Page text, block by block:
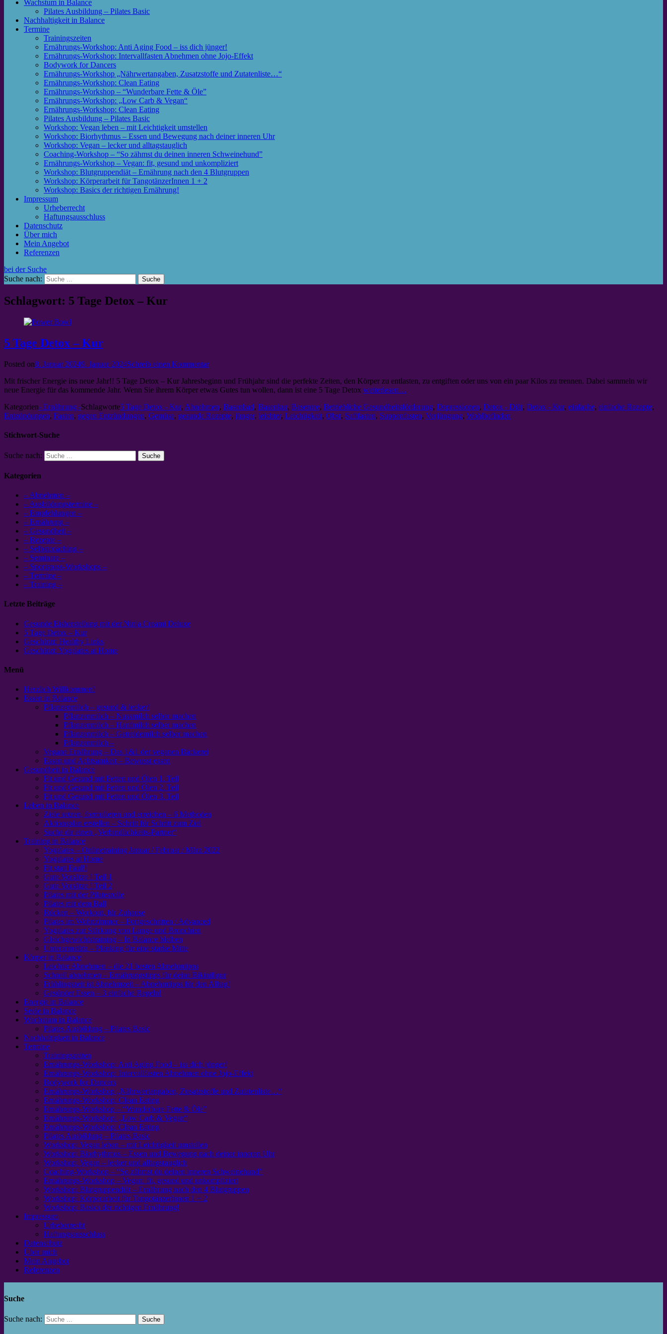
Wachstum in Balance
Pilates Ausbildung – Pilates Basic
Nachhaltigkeit in Balance
Termine
Trainingszeiten
Ernährungs-Workshop: Anti Aging Food – iss dich jünger!
Ernährungs-Workshop: Intervallfasten Abnehmen ohne Jojo-Effekt
Bodywork for Dancers
Ernährungs-Workshop „Nährwertangaben, Zusatzstoffe und Zutatenliste…“
Ernährungs-Workshop: Clean Eating
Ernährungs-Workshop – “Wunderbare Fette & Öle”
Ernährungs-Workshop: „Low Carb & Vegan“
Ernährungs-Workshop: Clean Eating
Pilates Ausbildung – Pilates Basic
Workshop: Vegan leben – mit Leichtigkeit umstellen
Workshop: Biorhythmus – Essen und Bewegung nach deiner inneren Uhr
Workshop: Vegan – lecker und alltagstauglich
Coaching-Workshop – “So zähmst du deinen inneren Schweinehund”
Ernährungs-Workshop – Vegan: fit, gesund und unkompliziert
Workshop: Blutgruppendiät – Ernährung nach den 4 Blutgruppen
Workshop: Körperarbeit für TangotänzerInnen 1 + 2
Workshop: Basics der richtigen Ernährung!
Impressum
Urheberrecht
Haftungsausschluss
Datenschutz
Über mich
Mein Angebot
Referenzen
bei der Suche
Suche nach:
Schlagwort: 5 Tage Detox – Kur
5 Tage Detox – Kur
Posted on8. Januar 20249. Januar 2024Schreib einen Kommentar
Mit frischer Energie ins neue Jahr!! 5 Tage Detox – Kur Jahresbeginn und Frühjahr sind die perfekte Zeiten, den Körper zu entlasten, zu entgiften oder uns von ein paar Kilos zu trennen. Dabei sammeln wir
neue Energie für das kommende Jahr. Wenn Sie ihrem Körper etwas Gutes tun wollen, dann ist eine 5 Tage Detox weiterlesen…
Kategorien- Ernährung -Schlagworte5 Tage Detox - Kur, Abnehmen, Basenbad, Basenkur, Basentee, Betriebliche Gesundheitsförderung, Depressionen, Detox - Diät, Detox - Kur, einfache, einfache Rezepte,
Entzündungen, Fasten, gegen Entzündungen, Gemüse, gesunde Rezepte, jünger, leichter, Leichtigkeit, Obst, Saftfasten, Suppenfasten, Verjüngung, Wohlbefinden
Stichwort-Suche
Suche nach:
Kategorien
– Abnehmen –
– Ausbildungstermine –
– Empfehlungen –
– Ernährung –
– Gesundheit –
– Rezepte –
– Selbstcoaching –
– Seminare –
– Sportspass-Workshops –
– Termine –
– Training –
Letzte Beiträge
Gesunde Eisherstellung mit der Ninja Creami Deluxe
5 Tage Detox – Kur
Geschützt: Healthy Links
Geschützt: Yogalates at Home
Menü
Herzlich Willkommen!
Essen in Balance
Pflanzenmilch – gesund & lecker!
Pflanzenmilch – Nussmilch selber machen
Pflanzenmilch – Hanfmilch selber machen
Pflanzenmilch – Getreidemilch selber machen
Pflanzenmilch –
Vegane Ernährung – Das 1&1 der veganen Bäckerei
Essen und Achtsamkeit – Bewusst essen
Gesundheit in Balance
Fit und Gesund mit Fetten und Ölen 1. Teil
Fit und Gesund mit Fetten und Ölen 2. Teil
Fit und Gesund mit Fetten und Ölen 3. Teil
Leben in Balance
Ziele setzen, formulieren und erreichen – 6 Methoden
Aktionsplan erstellen – Schritt für Schritt zum Ziel
Suche dir einen „Verbindlichkeits-Partner“
Training in Balance
Yogalates – Onlinetraining Januar / Februar / März 2022
Yogalates at Home
Fit statt Faul!!
Gute Vorsätze ! Teil 1
Gute Vorsätze ! Teil 2
Pilates mit der Pilatesrolle
Pilates mit dem Ball
Rücken – Workout, für Zuhause
Pilates im Wohnzimmer – Fortgeschritten / Advanced
Yogalates zur Stärkung von Lunge und Bronchien
Gleichgewichtstraining – In Balance bleiben
Unterarmstütz – Planking für eine starke Mitte
Körper in Balance
Leichter Abnehmen – die 21 besten Abnehmtipps
Schnell abnehmen – Ernährungstipps für deine Bikinifigur
Frühlingszeit ist Abnehmzeit – Abnehmtipps für den Alltag!
Gesünder Essen – 3 einfache Regeln!
Energie in Balance
Seele in Balance
Wachstum in Balance
Pilates Ausbildung – Pilates Basic
Nachhaltigkeit in Balance
Termine
Trainingszeiten
Ernährungs-Workshop: Anti Aging Food – iss dich jünger!
Ernährungs-Workshop: Intervallfasten Abnehmen ohne Jojo-Effekt
Bodywork for Dancers
Ernährungs-Workshop „Nährwertangaben, Zusatzstoffe und Zutatenliste…“
Ernährungs-Workshop: Clean Eating
Ernährungs-Workshop – “Wunderbare Fette & Öle”
Ernährungs-Workshop: „Low Carb & Vegan“
Ernährungs-Workshop: Clean Eating
Pilates Ausbildung – Pilates Basic
Workshop: Vegan leben – mit Leichtigkeit umstellen
Workshop: Biorhythmus – Essen und Bewegung nach deiner inneren Uhr
Workshop: Vegan – lecker und alltagstauglich
Coaching-Workshop – “So zähmst du deinen inneren Schweinehund”
Ernährungs-Workshop – Vegan: fit, gesund und unkompliziert
Workshop: Blutgruppendiät – Ernährung nach den 4 Blutgruppen
Workshop: Körperarbeit für TangotänzerInnen 1 + 2
Workshop: Basics der richtigen Ernährung!
Impressum
Urheberrecht
Haftungsausschluss
Datenschutz
Über mich
Mein Angebot
Referenzen
Suche
Suche nach: